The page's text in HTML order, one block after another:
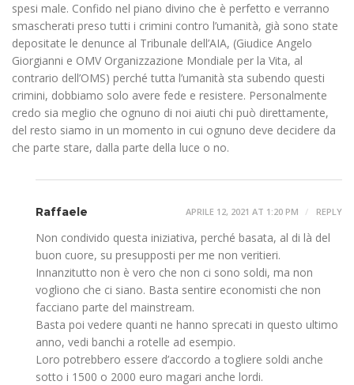
spesi male. Confido nel piano divino che è perfetto e verranno
smascherati preso tutti i crimini contro l’umanità, già sono state
depositate le denunce al Tribunale dell’AIA, (Giudice Angelo
Giorgianni e OMV Organizzazione Mondiale per la Vita, al
contrario dell’OMS) perché tutta l’umanità sta subendo questi
crimini, dobbiamo solo avere fede e resistere. Personalmente
credo sia meglio che ognuno di noi aiuti chi può direttamente,
del resto siamo in un momento in cui ognuno deve decidere da
che parte stare, dalla parte della luce o no.
Raffaele APRILE 12, 2021 AT 1:20 PM REPLY
Non condivido questa iniziativa, perché basata, al di là del
buon cuore, su presupposti per me non veritieri.
Innanzitutto non è vero che non ci sono soldi, ma non
vogliono che ci siano. Basta sentire economisti che non
facciano parte del mainstream.
Basta poi vedere quanti ne hanno sprecati in questo ultimo
anno, vedi banchi a rotelle ad esempio.
Loro potrebbero essere d’accordo a togliere soldi anche
sotto i 1500 o 2000 euro magari anche lordi.